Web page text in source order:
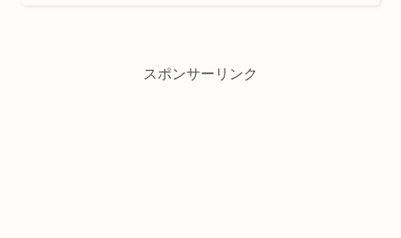
スポンサーリンク